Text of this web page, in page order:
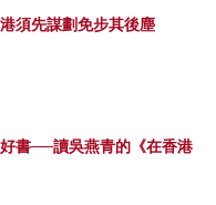
須先謀劃免步其後塵
書──讀吳燕青的《在香港